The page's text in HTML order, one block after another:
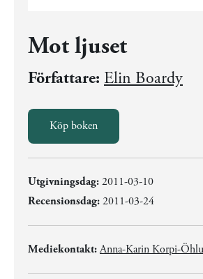
Mot ljuset
Författare: Elin Boardy
Köp boken
Utgivningsdag:2011-03-10
Recensionsdag:2011-03-24
Mediekontakt:Anna-Karin Korpi-